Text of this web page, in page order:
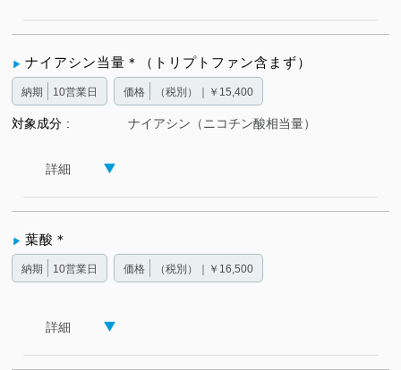
ナイアシン当量＊（トリプトファン含まず）
納期 10営業日 価格 （税別）｜￥15,400
対象成分 ナイアシン（ニコチン酸相当量）
詳細
葉酸＊
納期 10営業日 価格 （税別）｜￥16,500
詳細